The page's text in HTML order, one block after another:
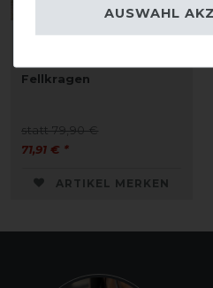
Fellkragen
statt 79,90 €
71,91 € *
ARTIKEL MERKEN
AUSWAHL